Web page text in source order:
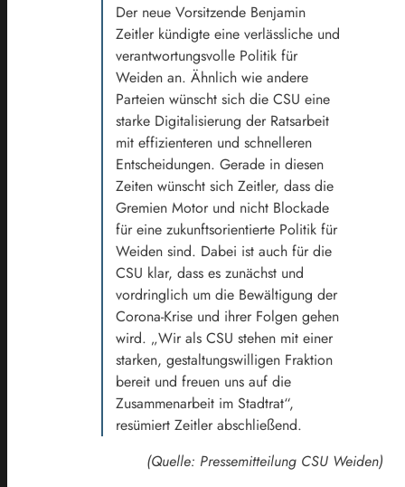
Der neue Vorsitzende Benjamin
Zeitler kündigte eine verlässliche und
verantwortungsvolle Politik für
Weiden an. Ähnlich wie andere
Parteien wünscht sich die CSU eine
starke Digitalisierung der Ratsarbeit
mit effizienteren und schnelleren
Entscheidungen. Gerade in diesen
Zeiten wünscht sich Zeitler, dass die
Gremien Motor und nicht Blockade
für eine zukunftsorientierte Politik für
Weiden sind. Dabei ist auch für die
CSU klar, dass es zunächst und
vordringlich um die Bewältigung der
Corona-Krise und ihrer Folgen gehen
wird. „Wir als CSU stehen mit einer
starken, gestaltungswilligen Fraktion
bereit und freuen uns auf die
Zusammenarbeit im Stadtrat“,
resümiert Zeitler abschließend.
(Quelle: Pressemitteilung CSU Weiden)